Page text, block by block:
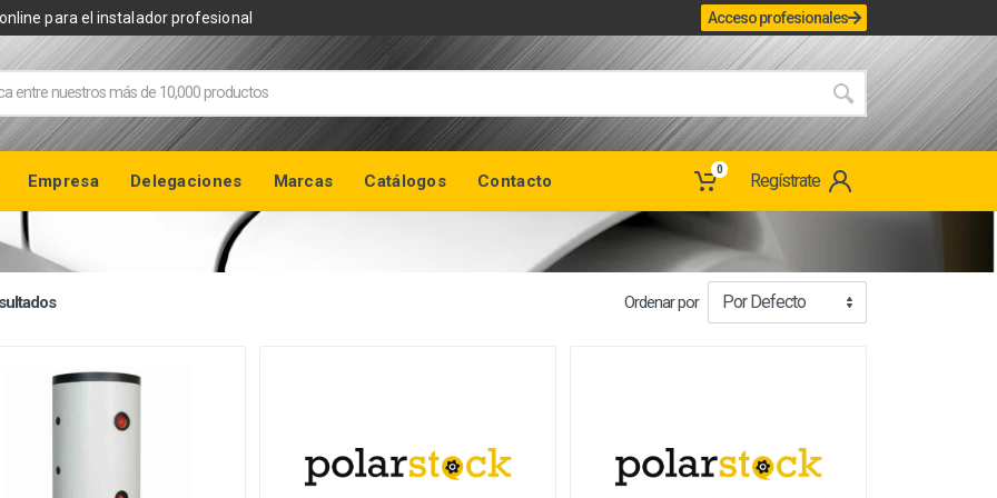
para el instalador profesional Acceso profesionales
Empresa Delegaciones Marcas Catálogos Contacto
0
Regístrate
Ordenar por